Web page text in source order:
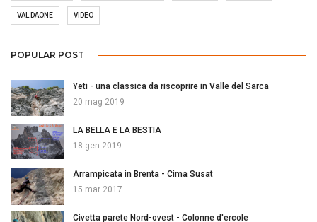
VAL DAONE VIDEO
POPULAR POST
Yeti - una classica da riscoprire in Valle del Sarca
20 mag 2019
LA BELLA E LA BESTIA
18 gen 2019
Arrampicata in Brenta - Cima Susat
15 mar 2017
Civetta parete Nord-ovest - Colonne d'ercole